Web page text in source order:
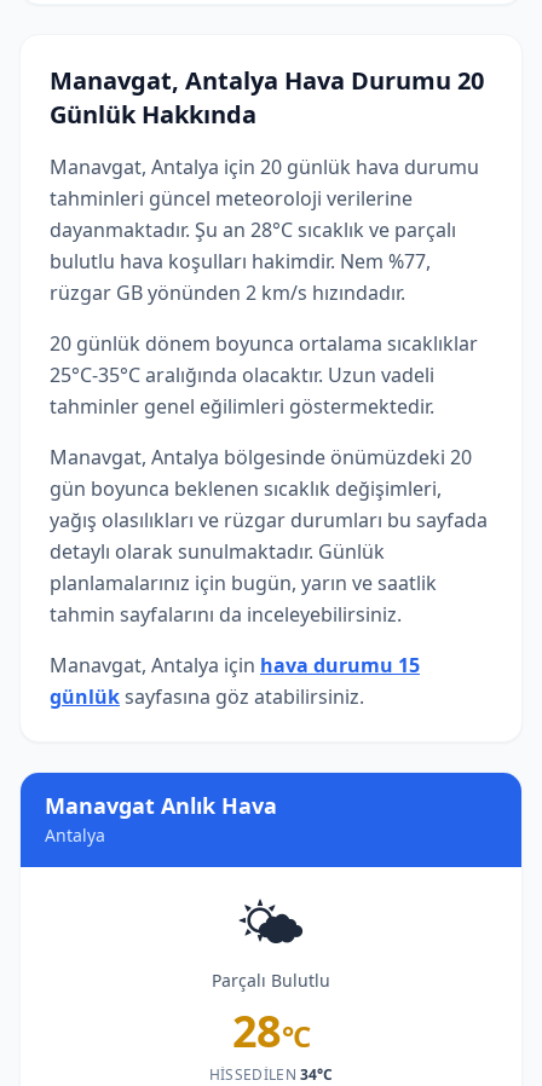
Manavgat Anlık Hava
Antalya
🌤️
Parçalı Bulutlu
28°C
HISSEDILEN34°C
Manavgat, Antalya Hava Durumu 20
Günlük Hakkında
Manavgat, Antalya için 20 günlük hava durumu
tahminleri güncel meteoroloji verilerine
dayanmaktadır. Şu an 28°C sıcaklık ve parçalı
bulutlu hava koşulları hakimdir. Nem %77,
rüzgar GB yönünden 2 km/s hızındadır.
20 günlük dönem boyunca ortalama sıcaklıklar
25°C-35°C aralığında olacaktır. Uzun vadeli
tahminler genel eğilimleri göstermektedir.
Manavgat, Antalya bölgesinde önümüzdeki 20
gün boyunca beklenen sıcaklık değişimleri,
yağış olasılıkları ve rüzgar durumları bu sayfada
detaylı olarak sunulmaktadır. Günlük
planlamalarınız için bugün, yarın ve saatlik
tahmin sayfalarını da inceleyebilirsiniz.
Manavgat, Antalya için hava durumu 15
günlüksayfasına göz atabilirsiniz.